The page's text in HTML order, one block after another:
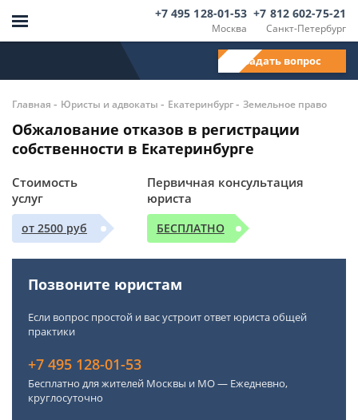
Москва
+7 495 128-01-53
Санкт-Петербург
+7 812 602-75-21
Задать вопрос
Главная - Юристы и адвокаты - Екатеринбург- Земельное право
Обжалование отказов в регистрации
собственности в Екатеринбурге
Стоимость
услуг
от 2500 руб
Первичная консультация
юриста
БЕСПЛАТНО
Позвоните юристам
Если вопрос простой и вас устроит ответ юриста общей
практики
+7 495 128-01-53
Бесплатно для жителей Москвы и МО — Ежедневно,
круглосуточно